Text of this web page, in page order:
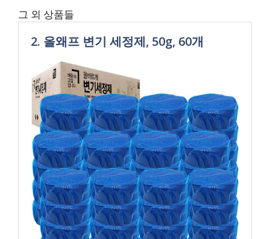
그 외 상품들
2. 올왜프 변기 세정제, 50g, 60개